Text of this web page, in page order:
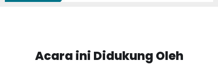
Acara ini Didukung Oleh